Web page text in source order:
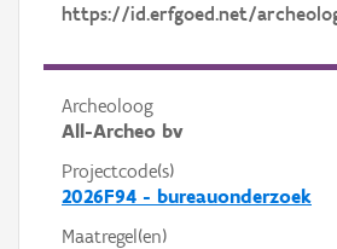
https://id.erfgoed.net/
Archeoloog
All-Archeo bv
Projectcode(s)
2026F94 - bureauonderzoek
Maatregel(en)